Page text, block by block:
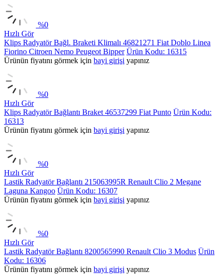
%0
Hızlı Gör
Klips Radyatör Bağl. Braketi Klimalı 46821271 Fiat Doblo Linea
Fiorino Citroen Nemo Peugeot Bipper Ürün Kodu: 16315
Ürünün fiyatını görmek için bayi girişi yapınız
%0
Hızlı Gör
Klips Radyatör Bağlantı Braket 46537299 Fiat Punto Ürün Kodu:
16313
Ürünün fiyatını görmek için bayi girişi yapınız
%0
Hızlı Gör
Lastik Radyatör Bağlantı 215063995R Renault Clio 2 Megane
Laguna Kangoo Ürün Kodu: 16307
Ürünün fiyatını görmek için bayi girişi yapınız
%0
Hızlı Gör
Lastik Radyatör Bağlantı 8200565990 Renault Clio 3 Modus Ürün
Kodu: 16306
Ürünün fiyatını görmek için bayi girişi yapınız